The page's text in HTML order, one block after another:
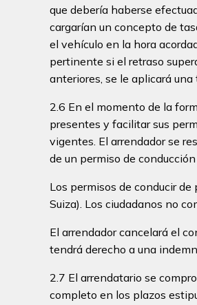
que debería haberse
cargarían un concepto de
el vehículo en la hora
pertinente si el retraso
anteriores, se le aplicará
2.6 En el momento de la
presentes y facilitar sus
vigentes. El arrendador se
de un permiso de
Los permisos de conducir
Suiza). Los ciudadanos no
El arrendador cancelará el
tendrá derecho a una
2.7 El arrendatario se
completo en los plazos